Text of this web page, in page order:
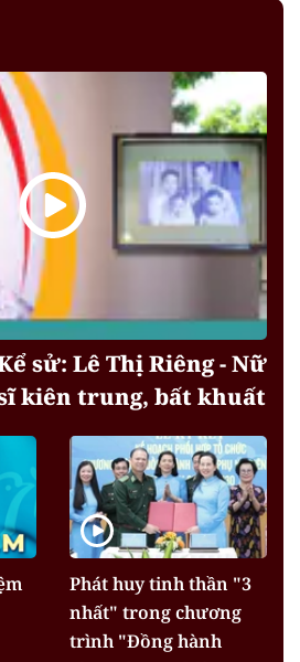
sử: Lê Thị Riêng - Nữ
kiên trung, bất khuất
Phát huy tinh thần "3
nhất" trong chương
trình "Đồng hành